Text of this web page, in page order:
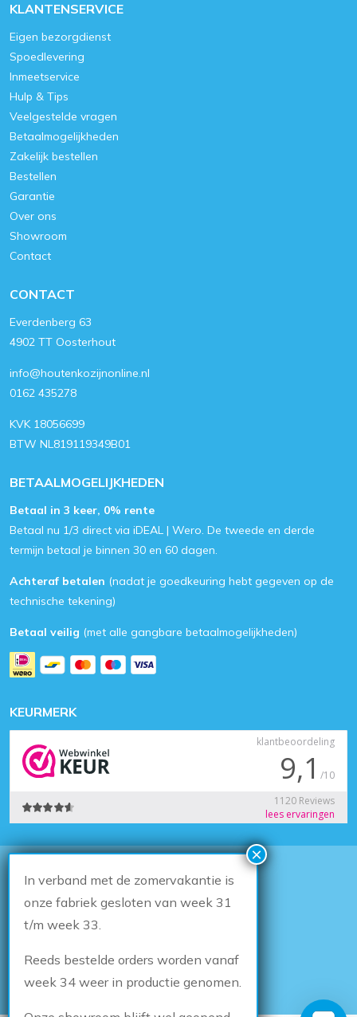
KLANTENSERVICE
Eigen bezorgdienst
Spoedlevering
Inmeetservice
Hulp & Tips
Veelgestelde vragen
Betaalmogelijkheden
Zakelijk bestellen
Bestellen
Garantie
Over ons
Showroom
Contact
CONTACT
Everdenberg 63
4902 TT Oosterhout
info@houtenkozijnonline.nl
0162 435278
KVK 18056699
BTW NL819119349B01
BETAALMOGELIJKHEDEN
Betaal in 3 keer, 0% rente
Betaal nu 1/3 direct via iDEAL | Wero. De tweede en derde
termijn betaal je binnen 30 en 60 dagen.
Achteraf betalen (nadat je goedkeuring hebt gegeven op de
technische tekening)
Betaal veilig (met alle gangbare betaalmogelijkheden)
KEURMERK
© 2026Houten Kozijn Online
Algemene voorwaarden
Herroepingsrecht
Privacybeleid
Sitemap
Cookiebeleid
In verband met de zomervakantie is
onze fabriek gesloten van week 31
t/m week 33.
Reeds bestelde orders worden vanaf
week 34 weer in productie genomen.